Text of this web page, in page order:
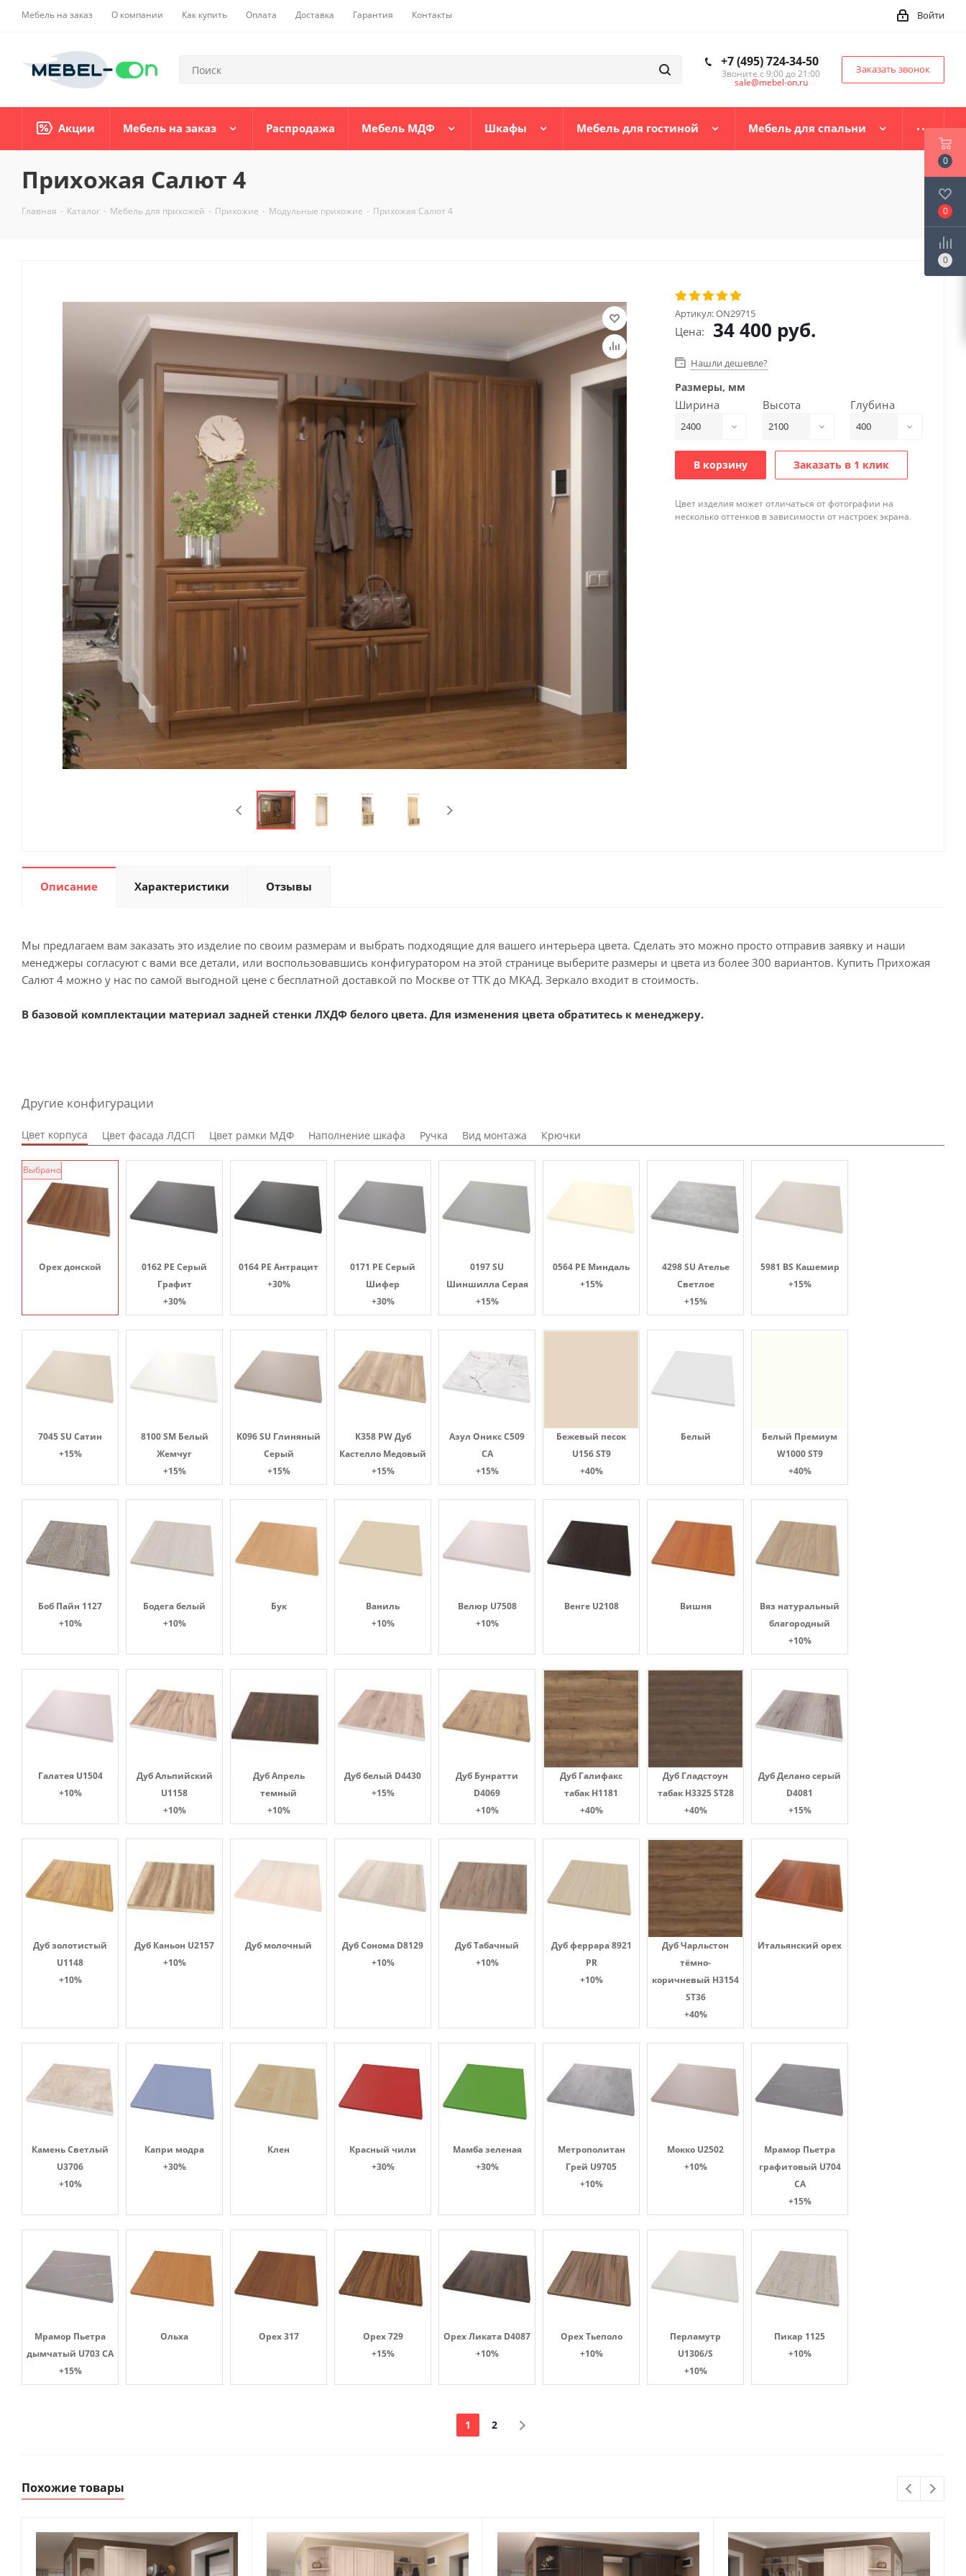
Мебель на заказ О компании Как купить Оплата Доставка Гарантия Контакты Войти
+7 (495) 724-34-50
Звоните с 9:00 до 21:00
sale@mebel-on.ru
Заказать звонок
Акции Мебель на заказ Распродажа Мебель МДФ Шкафы Мебель для гостиной Мебель для спальни
Прихожая Салют 4
Главная - Каталог - Мебель для прихожей - Прихожие - Модульные прихожие - Прихожая Салют 4
Артикул:ON29715
Цена: 34 400 руб.
Нашли дешевле?
Размеры, мм
Ширина
2400
Высота
2100
Глубина
400
В корзину Заказать в 1 клик
Цвет изделия может отличаться от фотографии на
несколько оттенков в зависимости от настроек экрана.
Описание Характеристики Отзывы
Мы предлагаем вам заказать это изделие по своим размерам и выбрать подходящие для вашего интерьера цвета. Сделать это можно просто отправив заявку и наши
менеджеры согласуют с вами все детали, или воспользовавшись конфигуратором на этой странице выберите размеры и цвета из более 300 вариантов. Купить Прихожая
Салют 4 можно у нас по самой выгодной цене с бесплатной доставкой по Москве от ТТК до МКАД. Зеркало входит в стоимость.
В базовой комплектации материал задней стенки ЛХДФ белого цвета. Для изменения цвета обратитесь к менеджеру.
Другие конфигурации
Цвет корпуса Цвет фасада ЛДСП Цвет рамки МДФ Наполнение шкафа Ручка Вид монтажа Крючки
Орех донской
Выбрано
0162 PE Серый
Графит
+30%
0164 PE Антрацит
+30%
0171 PE Серый
Шифер
+30%
0197 SU
Шиншилла Серая
+15%
0564 PE Миндаль
+15%
4298 SU Ателье
Светлое
+15%
5981 BS Кашемир
+15%
7045 SU Сатин
+15%
8100 SM Белый
Жемчуг
+15%
K096 SU Глиняный
Серый
+15%
K358 PW Дуб
Кастелло Медовый
+15%
Азул Оникс С509
СА
+15%
Бежевый песок
U156 ST9
+40%
Белый
Белый Премиум
W1000 ST9
+40%
Боб Пайн 1127
+10%
Бодега белый
+10%
Бук
Ваниль
+10%
Велюр U7508
+10%
Венге U2108 Вишня
Вяз натуральный
благородный
+10%
Галатея U1504
+10%
Дуб Альпийский
U1158
+10%
Дуб Апрель
темный
+10%
Дуб белый D4430
+15%
Дуб Бунратти
D4069
+10%
Дуб Галифакс
табак Н1181
+40%
Дуб Гладстоун
табак H3325 ST28
+40%
Дуб Делано серый
D4081
+15%
Дуб золотистый
U1148
+10%
Дуб Каньон U2157
+10%
Дуб молочный
Дуб Сонома D8129
+10%
Дуб Табачный
+10%
Дуб феррара 8921
PR
+10%
Дуб Чарльстон
тёмно-
коричневый H3154
ST36
+40%
Итальянский орех
Камень Светлый
U3706
+10%
Капри модра
+30%
Клен
Красный чили
+30%
Мамба зеленая
+30%
Метрополитан
Грей U9705
+10%
Мокко U2502
+10%
Мрамор Пьетра
графитовый U704
CA
+15%
Мрамор Пьетра
дымчатый U703 CA
+15%
Ольха Орех 317
Орех 729
+15%
Орех Ликата D4087
+10%
Орех Тьеполо
+10%
Перламутр
U1306/S
+10%
Пикар 1125
+10%
1 2
Похожие товары
0
0
0